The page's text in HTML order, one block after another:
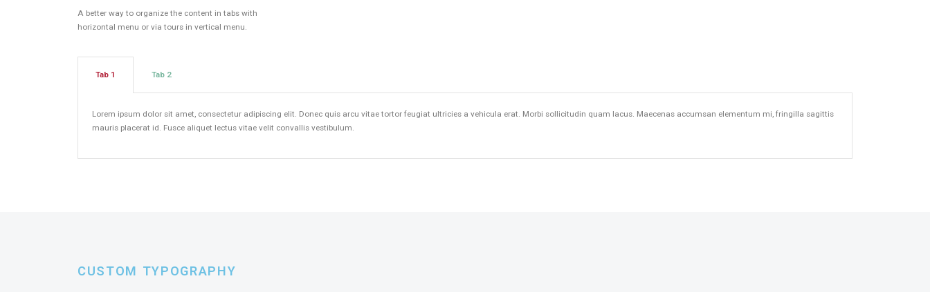
A better way to organize the content in tabs with
horizontal menu or via tours in vertical menu.
Tab 1 Tab 2
Lorem ipsum dolor sit amet, consectetur adipiscing elit. Donec quis arcu vitae tortor feugiat ultricies a vehicula erat. Morbi sollicitudin quam lacus. Maecenas accumsan elementum mi, fringilla sagittis
mauris placerat id. Fusce aliquet lectus vitae velit convallis vestibulum.
CUSTOM TYPOGRAPHY